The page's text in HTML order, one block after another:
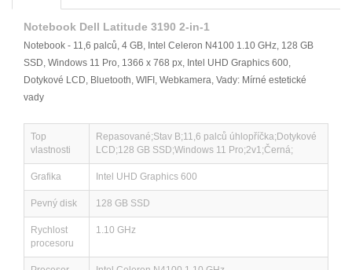
Notebook Dell Latitude 3190 2-in-1
Notebook - 11,6 palců, 4 GB, Intel Celeron N4100 1.10 GHz, 128 GB
SSD, Windows 11 Pro, 1366 x 768 px, Intel UHD Graphics 600,
Dotykové LCD, Bluetooth, WIFI, Webkamera, Vady: Mírné estetické
vady
Top
vlastnosti
Repasované;Stav B;11,6 palců úhlopříčka;Dotykové
LCD;128 GB SSD;Windows 11 Pro;2v1;Černá;
Grafika Intel UHD Graphics 600
Pevný disk 128 GB SSD
Rychlost
procesoru
1.10 GHz